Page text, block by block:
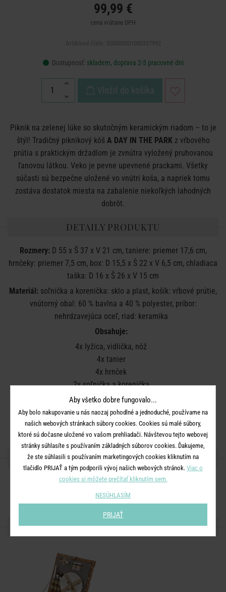
99,99 €
cena vrátane DPH
Dostupnosť: skladem, doprava 2-5 pracovné dni
Vložiť do košíka
Piknik na zelenej lúke so skutočným keramickým riadom – to je
štýl! Tradičný piknikový kôš A DAY IN THE PARKz vŕbového
prútia s praktickým držadlom je zvnútra vyložený pruhovanou
ľanovou látkou. Veko je pevne upevnené prackami. Všetky
súčasti sú bezpečne uložené vo vnútri koša, a napriek tomu
zostáva dostatok miesta na zabalenie niekoľkých lahodných
dobrôt.
DETAILY PRODUKTU
Rozmery:D 55 x Š 37 x V 21 cm, taniere: priemer 17,6 cm,
hrnčeky: priemer 7,5 cm, box: D 15,5 x Š 22 x V 6,5 cm, chladiaca
taška: D 16 x Š 26 x V 15 cm
Materiál: soľnička a korenička: sklo a plast, košík: vŕbové prútie,
vnútorný obal: 60 % bavlna a 40 % polyester, príbor:
nehrdzavejúca oceľ, riad: keramika
Obsahuje:
4x lyžica, vidlička, nôž
4x tanier
4x hrnček
2x soľnička a korenička
1x plastový box
1x chladiaca taška
1x otvárač na víno
ZDIEĽAJTE S PRIATEĽMI
ĎALŠIE PRODUKTY ZO SÉRIE
Aby všetko dobre fungovalo...
Aby bolo nakupovanie u nás naozaj pohodlné a jednoduché, používame na
našich webových stránkach súbory cookies. Cookies sú malé súbory,
ktoré sú dočasne uložené vo vašom prehliadači. Návštevou tejto webovej
stránky súhlasíte s používaním základných súborov cookies. Ďakujeme,
že ste súhlasili s používaním marketingových cookies kliknutím na
tlačidlo PRIJAŤ a tým podporili vývoj našich webových stránok. Viac o
cookies si môžete prečítať kliknutím sem.
NESÚHLASÍM
PRIJAŤ